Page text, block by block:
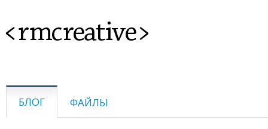
<rmcreative>
БЛОГ ФАЙЛЫ